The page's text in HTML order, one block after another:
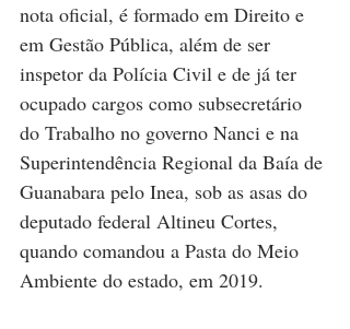
nota oficial, é formado em Direito e
em Gestão Pública, além de ser
inspetor da Polícia Civil e de já ter
ocupado cargos como subsecretário
do Trabalho no governo Nanci e na
Superintendência Regional da Baía de
Guanabara pelo Inea, sob as asas do
deputado federal Altineu Cortes,
quando comandou a Pasta do Meio
Ambiente do estado, em 2019.